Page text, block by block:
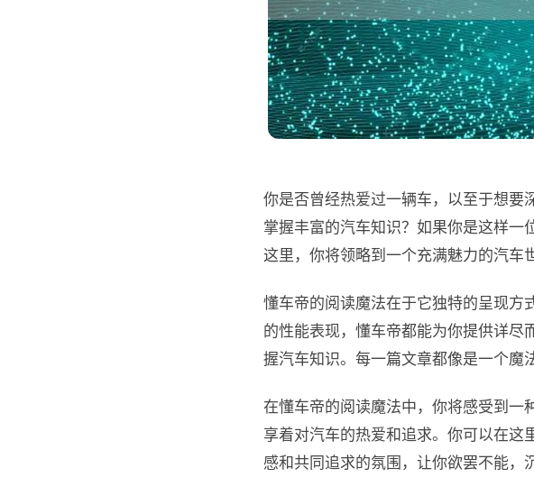
你是否曾经热爱过一辆车，以至于想要
掌握丰富的汽车知识？如果你是这样一
这里，你将领略到一个充满魅力的汽车
懂车帝的阅读魔法在于它独特的呈现方
的性能表现，懂车帝都能为你提供详尽
握汽车知识。每一篇文章都像是一个魔
在懂车帝的阅读魔法中，你将感受到一
享着对汽车的热爱和追求。你可以在这
感和共同追求的氛围，让你欲罢不能，